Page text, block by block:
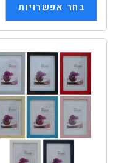
בחר אפשרויות